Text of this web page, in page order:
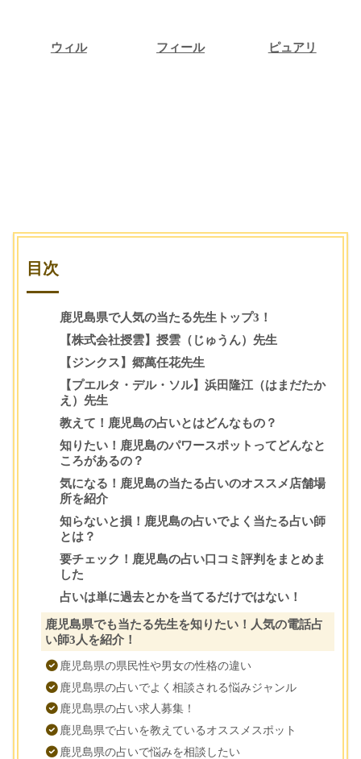
ウィル フィール ピュアリ
目次
鹿児島県で人気の当たる先生トップ3！
【株式会社授雲】授雲（じゅうん）先生
【ジンクス】郷萬任花先生
【プエルタ・デル・ソル】浜田隆江（はまだたか
え）先生
教えて！鹿児島の占いとはどんなもの？
知りたい！鹿児島のパワースポットってどんなと
ころがあるの？
気になる！鹿児島の当たる占いのオススメ店舗場
所を紹介
知らないと損！鹿児島の占いでよく当たる占い師
とは？
要チェック！鹿児島の占い口コミ評判をまとめま
した
占いは単に過去とかを当てるだけではない！
鹿児島県でも当たる先生を知りたい！人気の電話占
い師3人を紹介！
鹿児島県の県民性や男女の性格の違い
鹿児島県の占いでよく相談される悩みジャンル
鹿児島県の占い求人募集！
鹿児島県で占いを教えているオススメスポット
鹿児島県の占いで悩みを相談したい